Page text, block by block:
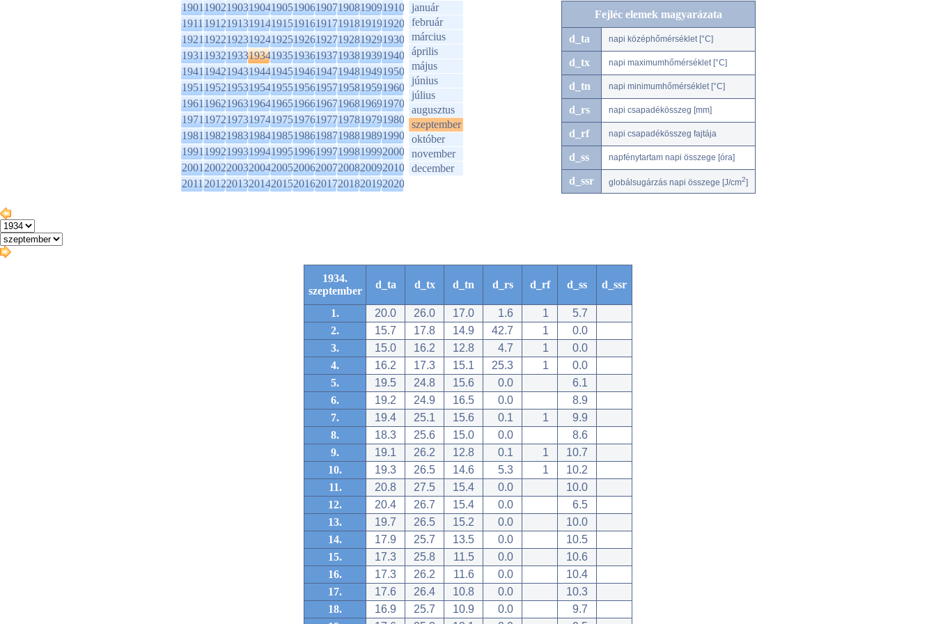
1901190219031904190519061907190819091910
1911191219131914191519161917191819191920
1921192219231924192519261927192819291930
1931193219331934193519361937193819391940
1941194219431944194519461947194819491950
1951195219531954195519561957195819591960
1961196219631964196519661967196819691970
1971197219731974197519761977197819791980
1981198219831984198519861987198819891990
1991199219931994199519961997199819992000
2001200220032004200520062007200820092010
2011201220132014201520162017201820192020
január
február
március
április
május
június
július
augusztus
szeptember
október
november
december
Fejléc elemek magyarázata
d_ta napi középhőmérséklet [°C]
d_tx napi maximumhőmérséklet [°C]
d_tn napi minimumhőmérséklet [°C]
d_rs napi csapadékösszeg [mm]
d_rf napi csapadékösszeg fajtája
d_ss napfénytartam napi összege [óra]
d_ssr globálsugárzás napi összege [J/cm2]
1934.
szeptember
d_ta d_tx d_tn d_rs d_rf d_ss d_ssr
1. 20.0 26.0 17.0 1.6 1
5.7
2.
15.7 17.8 14.9 42.7 1
0.0
3.
15.0 16.2 12.8 4.7 1
0.0
4.
16.2 17.3 15.1 25.3 1
0.0
5.
19.5 24.8 15.6 0.0
6.1
6.
19.2 24.9 16.5 0.0
8.9
7.
19.4 25.1 15.6 0.1 1
9.9
8.
18.3 25.6 15.0 0.0
8.6
9.
19.1 26.2 12.8 0.1 1
10.7
10.
19.3 26.5 14.6 5.3 1
10.2
11.
20.8 27.5 15.4 0.0
10.0
12.
20.4 26.7 15.4 0.0
6.5
13.
19.7 26.5 15.2 0.0
10.0
14.
17.9 25.7 13.5 0.0
10.5
15.
17.3 25.8 11.5 0.0
10.6
16.
17.3 26.2 11.6 0.0
10.4
17.
17.6 26.4 10.8 0.0
10.3
18.
16.9 25.7 10.9 0.0
9.7